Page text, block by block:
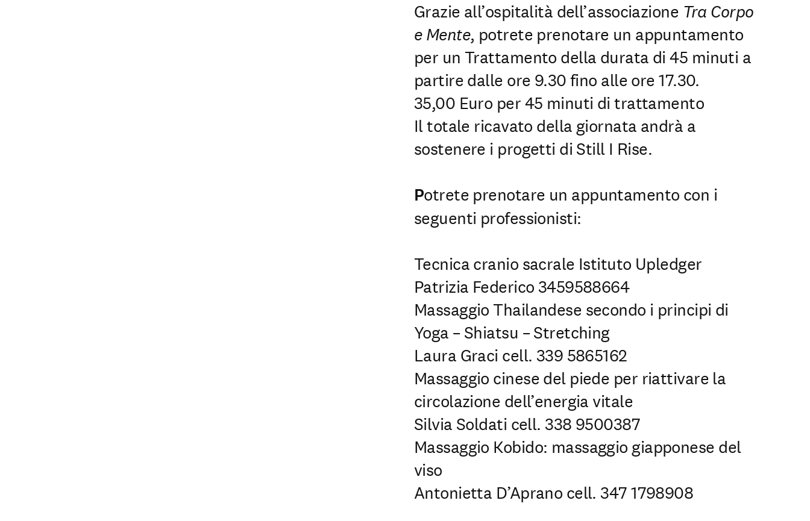
Grazie all’ospitalità dell’associazione Tra Corpo
e Mente, potrete prenotare un appuntamento
per un Trattamento della durata di 45 minuti a
partire dalle ore 9.30 fino alle ore 17.30.
35,00 Euro per 45 minuti di trattamento
Il totale ricavato della giornata andrà a
sostenere i progetti di Still I Rise.
Potrete prenotare un appuntamento con i
seguenti professionisti:
Tecnica cranio sacrale Istituto Upledger
Patrizia Federico 3459588664
Massaggio Thailandese secondo i principi di
Yoga – Shiatsu – Stretching
Laura Graci cell. 339 5865162
Massaggio cinese del piede per riattivare la
circolazione dell’energia vitale
Silvia Soldati cell. 338 9500387
Massaggio Kobido: massaggio giapponese del
viso
Antonietta D’Aprano cell. 347 1798908